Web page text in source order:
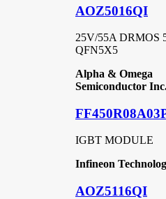
AOZ5016QI
25V/55A DRMOS
QFN5X5
Alpha & Omega
Semiconductor
IGBT MODULE
Infineon
AOZ5116QI